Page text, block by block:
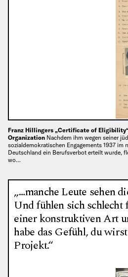
Franz Hillingers „Certificate of
Organization Nachdem ihm wegen seiner
sozialdemokratischen Engagements 1937 im
Deutschland ein Berufsverbot erteilt wurde,
wo…
„…manche Leute sehen
Und fühlen sich
einer konstruktiven Art
habe das Gefühl, du
Projekt.“